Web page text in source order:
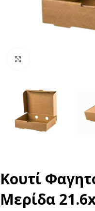
Κουτί
Μερίδα